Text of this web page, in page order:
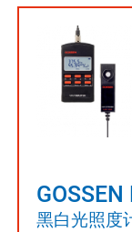
黑白光照度